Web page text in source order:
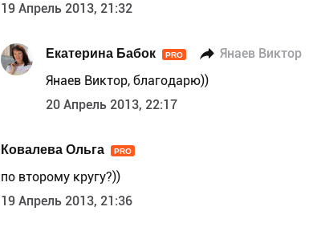
19 Апрель 2013, 21:32
Екатерина Бабок PRO Янаев Виктор
Янаев Виктор, благодарю))
20 Апрель 2013, 22:17
Ковалева Ольга PRO
по второму кругу?))
19 Апрель 2013, 21:36